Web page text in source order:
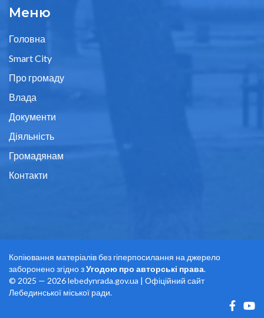
Меню
Головна
Smart City
Про громаду
Влада
Документи
Діяльність
Громадянам
Контакти
Копіювання матеріалів без гіперпосилання на джерело
заборонено згідно зУгодою про авторські права.
© 2025 — 2026 lebedynrada.gov.ua | Офіційний сайт
Лебединської міської ради.